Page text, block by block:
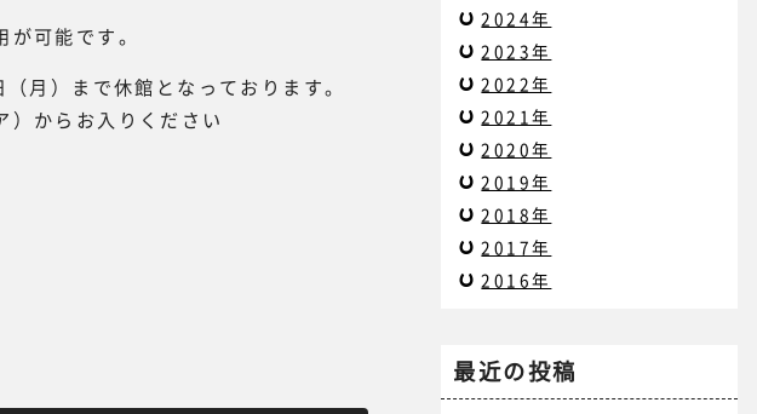
可能です。
月）まで休館となっております。
）からお入りください
2024年
2023年
2022年
2021年
2020年
2019年
2018年
2017年
2016年
最近の投稿